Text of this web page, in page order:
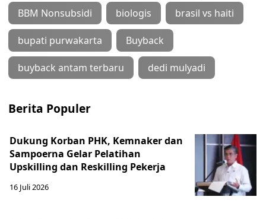
BBM Nonsubsidi biologis brasil vs haiti
bupati purwakarta Buyback
buyback antam terbaru dedi mulyadi
Berita Populer
Dukung Korban PHK, Kemnaker dan
Sampoerna Gelar Pelatihan
Upskilling dan Reskilling Pekerja
16 Juli 2026